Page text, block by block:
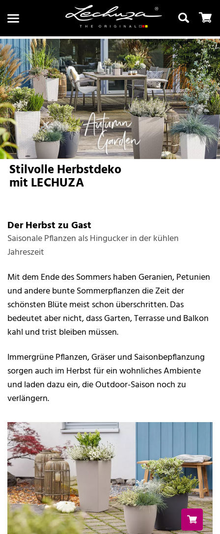
Suchen
Stilvolle Herbstdeko
mit LECHUZA
Der Herbst zu Gast
Saisonale Pflanzen als Hingucker in der kühlen
Jahreszeit
Mit dem Ende des Sommers haben Geranien, Petunien
und andere bunte Sommerpflanzen die Zeit der
schönsten Blüte meist schon überschritten. Das
bedeutet aber nicht, dass Garten, Terrasse und Balkon
kahl und trist bleiben müssen.
Immergrüne Pflanzen, Gräser und Saisonbepflanzung
sorgen auch im Herbst für ein wohnliches Ambiente
und laden dazu ein, die Outdoor-Saison noch zu
verlängern.